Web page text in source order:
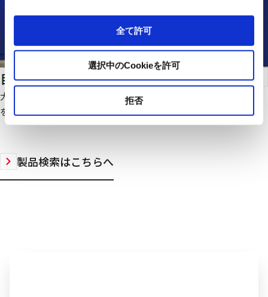
全て許可
選択中のCookieを許可
拒否
自転車・バイク駐車場管理システム
大規模自転車・バイク駐車場の管理を無人化でき、運営の効率化
をはかれます。
製品検索はこちらへ